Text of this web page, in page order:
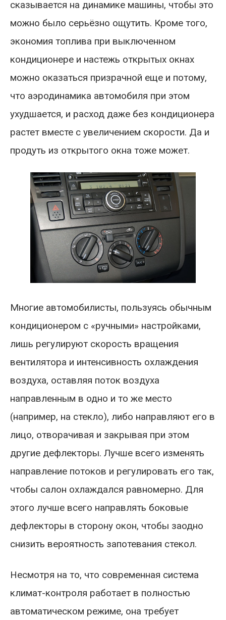
сказывается на динамике машины, чтобы это
можно было серьёзно ощутить. Кроме того,
экономия топлива при выключенном
кондиционере и настежь открытых окнах
можно оказаться призрачной еще и потому,
что аэродинамика автомобиля при этом
ухудшается, и расход даже без кондиционера
растет вместе с увеличением скорости. Да и
продуть из открытого окна тоже может.
Многие автомобилисты, пользуясь обычным
кондиционером с «ручными» настройками,
лишь регулируют скорость вращения
вентилятора и интенсивность охлаждения
воздуха, оставляя поток воздуха
направленным в одно и то же место
(например, на стекло), либо направляют его в
лицо, отворачивая и закрывая при этом
другие дефлекторы. Лучше всего изменять
направление потоков и регулировать его так,
чтобы салон охлаждался равномерно. Для
этого лучше всего направлять боковые
дефлекторы в сторону окон, чтобы заодно
снизить вероятность запотевания стекол.
Несмотря на то, что современная система
климат-контроля работает в полностью
автоматическом режиме, она требует